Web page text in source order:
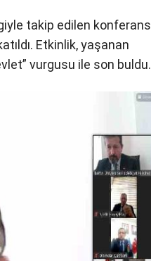
takip edilen
Etkinlik, yaşanan
vurgusu ile son buldu.